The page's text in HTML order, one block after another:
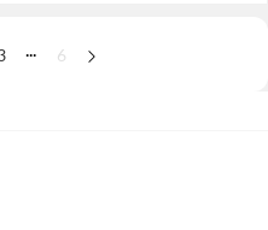
... 6